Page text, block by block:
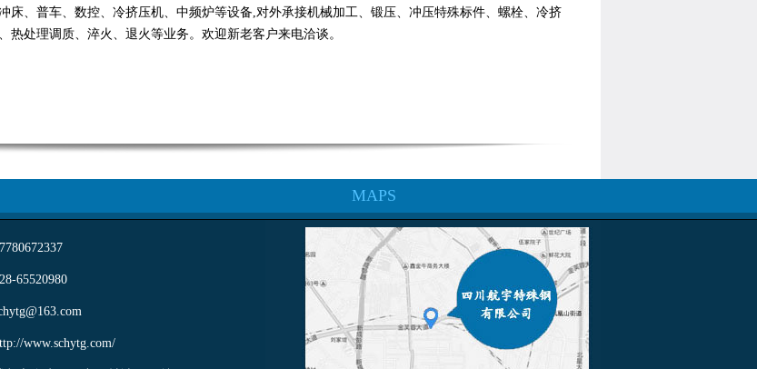
床、普车、数控、冷挤压机、中频炉等设备,对外承接机械加工、锻压、冲压特殊标件、螺栓、冷挤
热处理调质、淬火、退火等业务。欢迎新老客户来电洽谈。
MAPS
65520980
www.schytg.com/